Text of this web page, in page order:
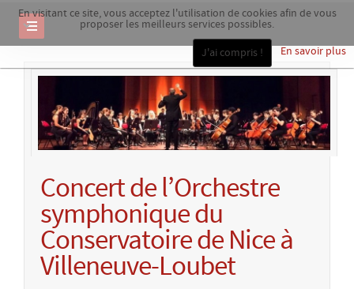
En visitant ce site, vous acceptez l'utilisation de cookies afin de vous
proposer les meilleurs services possibles.
En savoir plus
J'ai compris !
Concert de l’Orchestre
symphonique du
Conservatoire de Nice à
Villeneuve-Loubet